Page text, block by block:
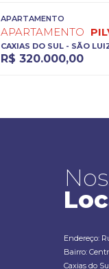
APARTAMENTO
APARTAMENTO
CAXIAS DO SUL - SÃO
R$ 320.000,00
Endereço:
Bairro:
Caxias do